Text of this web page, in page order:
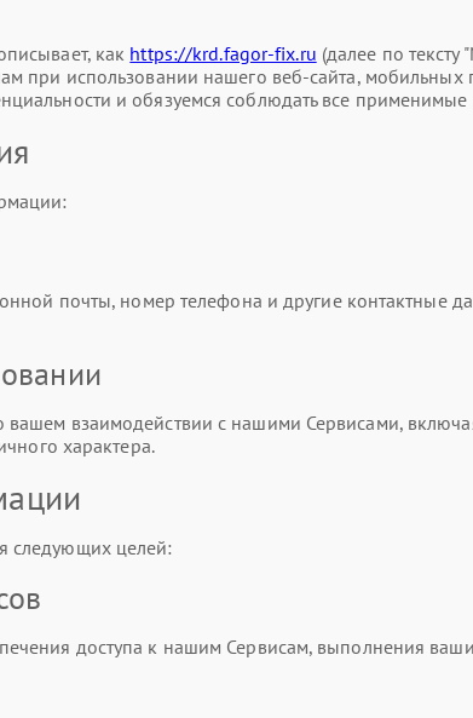
как https://krd.fagor-fix.ru (далее по
при использовании нашего веб-сайта, мобильных
и обязуемся соблюдать все
почты, номер телефона и другие контактные
взаимодействии с нашими Сервисами,
характера.
следующих целей:
доступа к нашим Сервисам, выполнения